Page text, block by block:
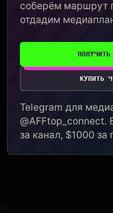
соберём маршрут
отдадим
КУПИТЬ
Telegram для
@AFFtop_connect.
за канал, $1000 за